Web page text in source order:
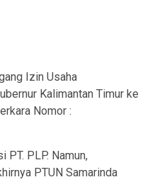
Izin Usaha
Kalimantan Timur ke
Nomor :
PLP. Namun,
PTUN Samarinda